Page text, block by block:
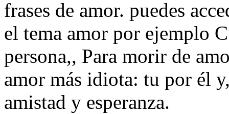
frases de amor. puedes
el tema amor por ejemplo
persona,, Para morir de
amor más idiota: tu por él
amistad y esperanza.